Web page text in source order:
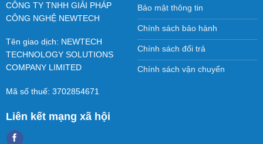
CÔNG TY TNHH GIẢI PHÁP
CÔNG NGHỆ NEWTECH
Tên giao dịch: NEWTECH
TECHNOLOGY SOLUTIONS
COMPANY LIMITED
Mã số thuế: 3702854671
Liên kết mạng xã hội
Bảo mật thông tin
Chính sách bảo hành
Chính sách đổi trả
Chính sách vận chuyển